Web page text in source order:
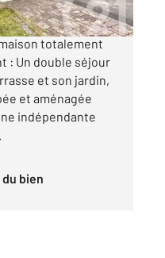
VILLE Venez
totalement
: Un double séjour
et son jardin,
et aménagée
indépendante
du bien